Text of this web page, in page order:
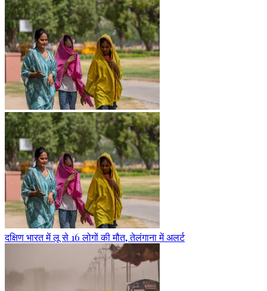
दक्षिण भारत में लू से 16 लोगों की मौत, तेलंगाना में अलर्ट